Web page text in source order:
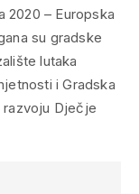
2020 – Europska
su gradske
lutaka
i Gradska
razvoju Dječje